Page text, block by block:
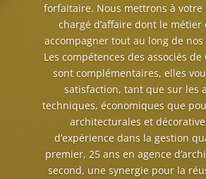
forfaitaire. Nous mettrons à
chargé d’affaire dont le métier
accompagner tout au long de
Les compétences des associés de
sont complémentaires, elles
satisfaction, tant que sur les
techniques, économiques que
architecturales et
d’expérience dans la gestion
premier, 25 ans en agence
second, une synergie pour la